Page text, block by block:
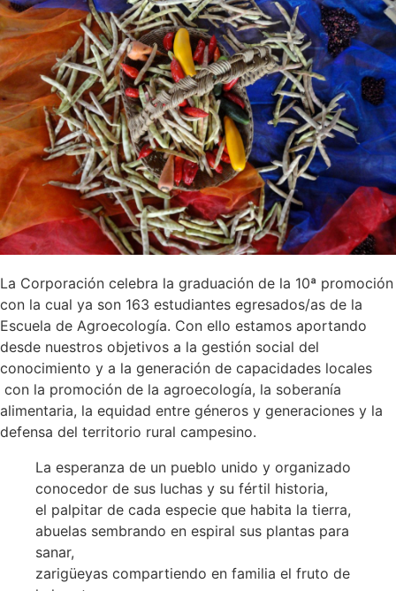
La Corporación celebra la graduación de la 10ª promoción
con la cual ya son 163 estudiantes egresados/as de la
Escuela de Agroecología. Con ello estamos aportando
desde nuestros objetivos a la gestión social del
conocimiento y a la generación de capacidades locales
con la promoción de la agroecología, la soberanía
alimentaria, la equidad entre géneros y generaciones y la
defensa del territorio rural campesino.
La esperanza de un pueblo unido y organizado
conocedor de sus luchas y su fértil historia,
el palpitar de cada especie que habita la tierra,
abuelas sembrando en espiral sus plantas para
sanar,
zarigüeyas compartiendo en familia el fruto de